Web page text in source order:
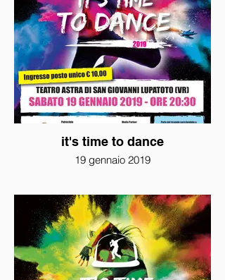
it's time to dance
19 gennaio 2019